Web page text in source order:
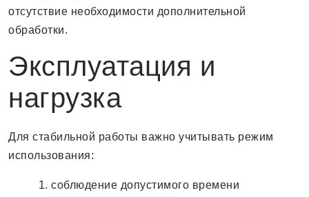
отсутствие необходимости дополнительной
обработки.
Эксплуатация и
нагрузка
Для стабильной работы важно учитывать режим
использования:
соблюдение допустимого времени